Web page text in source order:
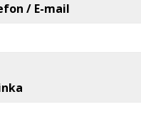
/ E-mail